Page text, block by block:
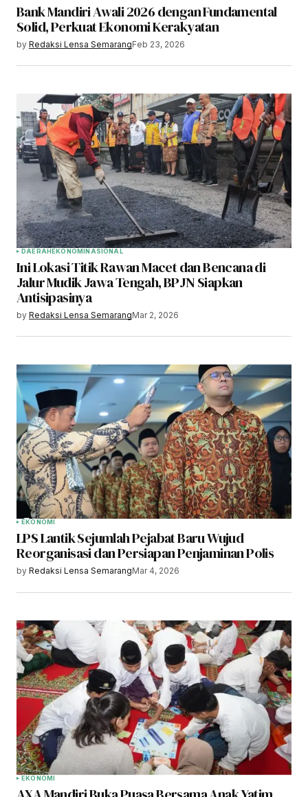
Bank Mandiri Awali 2026 dengan Fundamental
Solid, Perkuat Ekonomi Kerakyatan
by Redaksi Lensa SemarangFeb 23, 2026
DAERAHEKONOMINASIONAL
Ini Lokasi Titik Rawan Macet dan Bencana di
Jalur Mudik Jawa Tengah, BPJN Siapkan
Antisipasinya
by Redaksi Lensa SemarangMar 2, 2026
EKONOMI
LPS Lantik Sejumlah Pejabat Baru Wujud
Reorganisasi dan Persiapan Penjaminan Polis
by Redaksi Lensa SemarangMar 4, 2026
EKONOMI